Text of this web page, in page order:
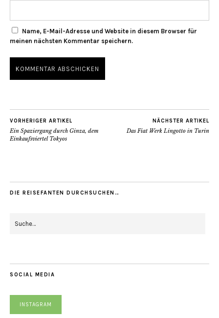
Name, E-Mail-Adresse und Website in diesem Browser für
meinen nächsten Kommentar speichern.
VORHERIGER ARTIKEL
Ein Spaziergang durch Ginza, dem
Einkaufsviertel Tokyos
NÄCHSTER ARTIKEL
Das Fiat Werk Lingotto in Turin
DIE REISEFANTEN DURCHSUCHEN…
SOCIAL MEDIA
INSTAGRAM